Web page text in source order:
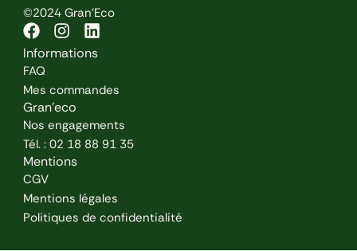
©2024 Gran'Eco
F
a
c
e
b
o
o
k
I
n
s
a
g
r
a
m
L
i
n
e
i
n
Informations
FAQ
Mes commandes
Gran'eco
Nos engagements
Tél. : 02 18 88 91 35
Mentions
CGV
Mentions légales
Politiques de confidentialité